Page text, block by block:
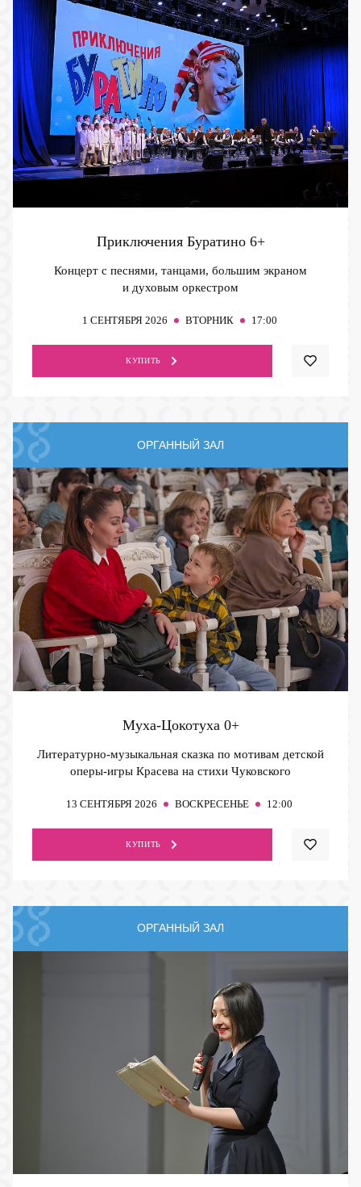
Приключения Буратино 6+
Концерт с песнями, танцами, большим экраном
и духовым оркестром
1 СЕНТЯБРЯ 2026 ВТОРНИК 17:00
КУПИТЬ
ОРГАННЫЙ ЗАЛ
Муха-Цокотуха 0+
Литературно-музыкальная сказка по мотивам детской
оперы-игры Красева на стихи Чуковского
13 СЕНТЯБРЯ 2026 ВОСКРЕСЕНЬЕ 12:00
КУПИТЬ
ОРГАННЫЙ ЗАЛ